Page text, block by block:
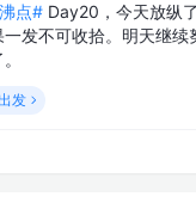
点# Day20，今天放纵
发不可收拾。明天继续
发